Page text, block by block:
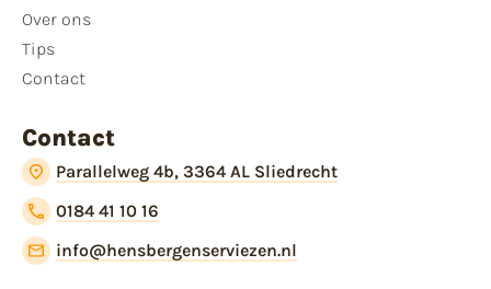
Over ons
Tips
Contact
Contact
Parallelweg 4b, 3364 AL Sliedrecht
0184 41 10 16
info@hensbergenserviezen.nl